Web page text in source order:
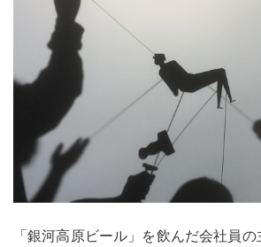
「銀河高原ビール」を飲んだ会社員